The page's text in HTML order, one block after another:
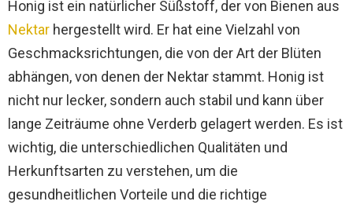
Honig ist ein natürlicher Süßstoff, der von Bienen aus
Nektar hergestellt wird. Er hat eine Vielzahl von
Geschmacksrichtungen, die von der Art der Blüten
abhängen, von denen der Nektar stammt. Honig ist
nicht nur lecker, sondern auch stabil und kann über
lange Zeiträume ohne Verderb gelagert werden. Es ist
wichtig, die unterschiedlichen Qualitäten und
Herkunftsarten zu verstehen, um die
gesundheitlichen Vorteile und die richtige